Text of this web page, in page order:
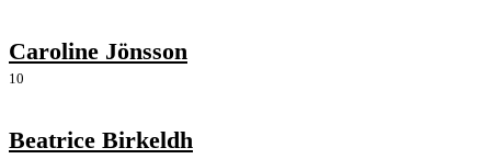
Caroline Jönsson
10
Beatrice Birkeldh